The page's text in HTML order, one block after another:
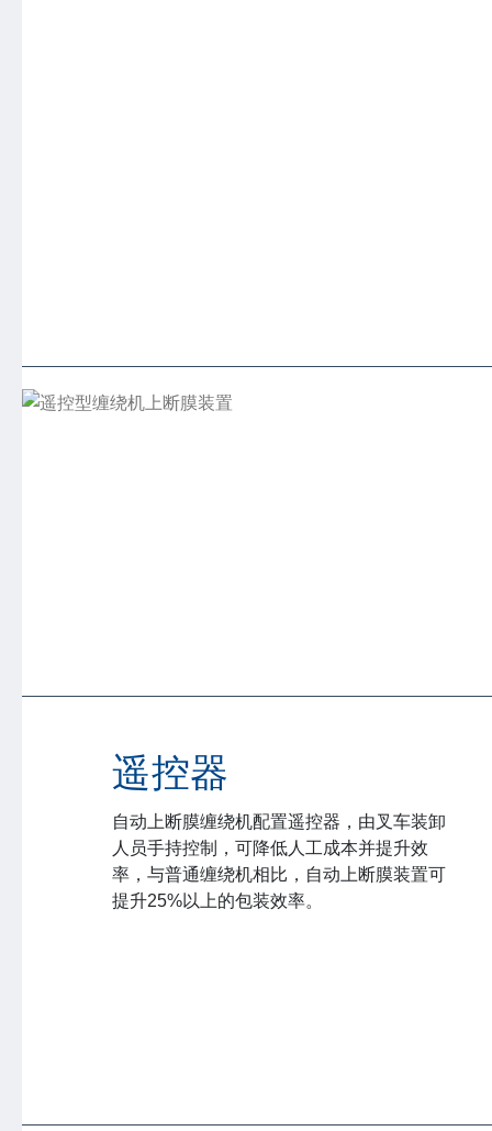
遥控器
自动上断膜缠绕机配置遥控器，由叉车装卸
人员手持控制，可降低人工成本并提升效
率，与普通缠绕机相比，自动上断膜装置可
提升25%以上的包装效率。